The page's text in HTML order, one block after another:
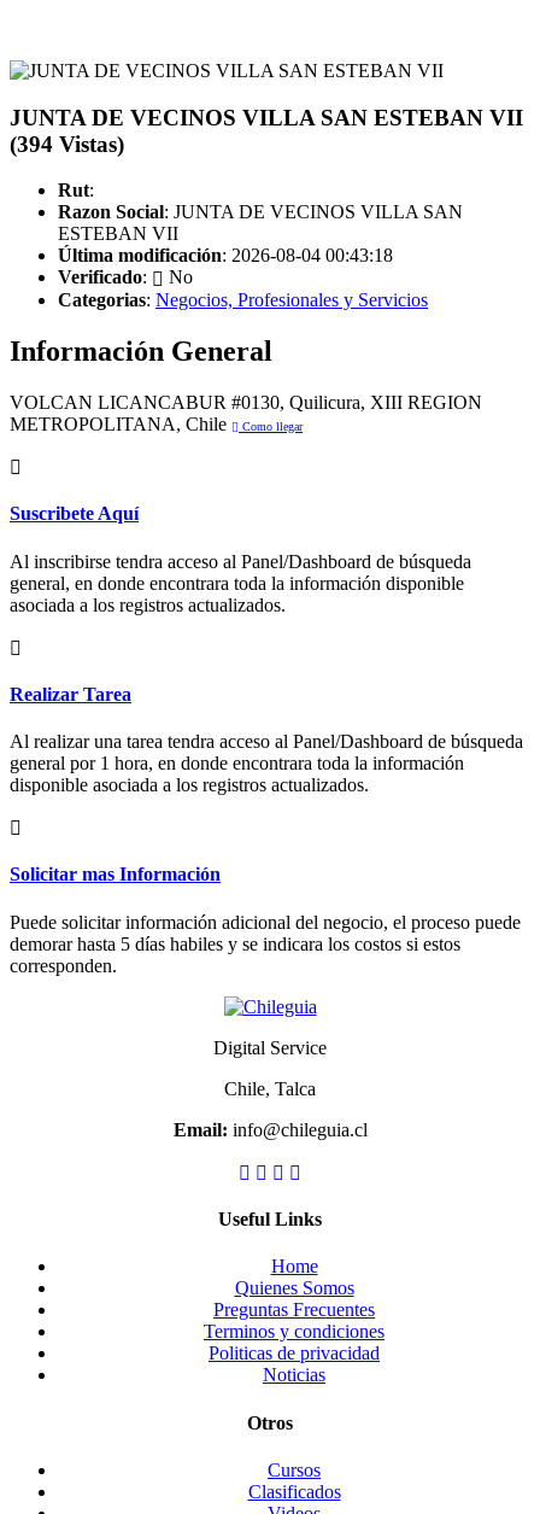
JUNTA DE VECINOS VILLA SAN ESTEBAN VII
(394 Vistas)
Rut:
Razon Social: JUNTA DE VECINOS VILLA SAN
ESTEBAN VII
Última modificación: 2026-08-04 00:43:18
Verificado:
No
Categorias: Negocios, Profesionales y Servicios
Información General
VOLCAN LICANCABUR #0130, Quilicura, XIII REGION
METROPOLITANA, Chile
Como llegar
Suscribete Aquí
Al inscribirse tendra acceso al Panel/Dashboard de búsqueda
general, en donde encontrara toda la información disponible
asociada a los registros actualizados.
Realizar Tarea
Al realizar una tarea tendra acceso al Panel/Dashboard de búsqueda
general por 1 hora, en donde encontrara toda la información
disponible asociada a los registros actualizados.
Solicitar mas Información
Puede solicitar información adicional del negocio, el proceso puede
demorar hasta 5 días habiles y se indicara los costos si estos
corresponden.
Digital Service
Chile, Talca
Email: info@chileguia.cl
Useful Links
Home
Quienes Somos
Preguntas Frecuentes
Terminos y condiciones
Politicas de privacidad
Noticias
Otros
Cursos
Clasificados